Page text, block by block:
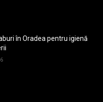
în Oradea pentru igienă